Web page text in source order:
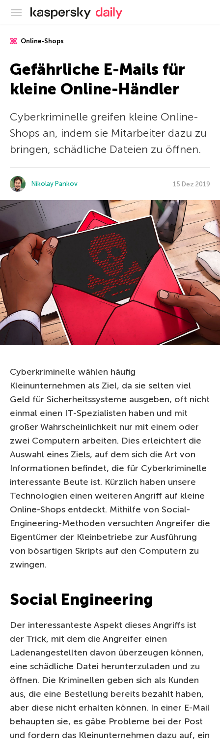
Offizieller Blog von Kaspersky
Online-Shops
Gefährliche E-Mails für
kleine Online-Händler
Cyberkriminelle greifen kleine Online-
Shops an, indem sie Mitarbeiter dazu zu
bringen, schädliche Dateien zu öffnen.
Nikolay Pankov 15 Dez 2019
Cyberkriminelle wählen häufig
Kleinunternehmen als Ziel, da sie selten viel
Geld für Sicherheitssysteme ausgeben, oft nicht
einmal einen IT-Spezialisten haben und mit
großer Wahrscheinlichkeit nur mit einem oder
zwei Computern arbeiten. Dies erleichtert die
Auswahl eines Ziels, auf dem sich die Art von
Informationen befindet, die für Cyberkriminelle
interessante Beute ist. Kürzlich haben unsere
Technologien einen weiteren Angriff auf kleine
Online-Shops entdeckt. Mithilfe von Social-
Engineering-Methoden versuchten Angreifer die
Eigentümer der Kleinbetriebe zur Ausführung
von bösartigen Skripts auf den Computern zu
zwingen.
Social Engineering
Der interessanteste Aspekt dieses Angriffs ist
der Trick, mit dem die Angreifer einen
Ladenangestellten davon überzeugen können,
eine schädliche Datei herunterzuladen und zu
öffnen. Die Kriminellen geben sich als Kunden
aus, die eine Bestellung bereits bezahlt haben,
aber diese nicht erhalten können. In einer E-Mail
behaupten sie, es gäbe Probleme bei der Post
und fordern das Kleinunternehmen dazu auf, ein